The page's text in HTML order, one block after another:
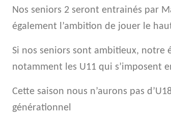
Nos seniors 2 seront entrainés par
également l’ambition de jouer le
Si nos seniors sont ambitieux,
notamment les U11 qui s’imposent
Cette saison nous n’aurons pas
générationnel